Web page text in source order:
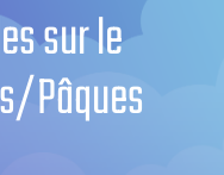
sur le
Pâques